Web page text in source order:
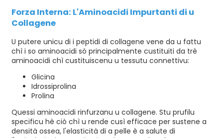
Forza Interna: L'Aminoacidi Impurtanti di u
Collagene
U putere unicu di i peptidi di collagene vene da u fattu
chì i so aminoacidi sò principalmente custituiti da trè
aminoacidi chì custituiscenu u tessutu connettivu:
Glicina
Idrossiprolina
Prolina
Quessi aminoacidi rinfurzanu u collagene. Stu prufilu
specificu hè ciò chì u rende cusì efficace per sustene a
densità ossea, l'elasticità di a pelle è a salute di